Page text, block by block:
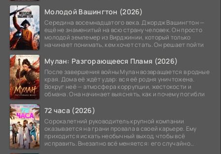
Молодой Вашингтон (2026)
Середина восемнадцатого века. Джордж Вашингтон —
ещё не знаменитый на всю страну человек. Он просто
молодой землемер из Вирджинии, который только
начинает понимать, кем хочет стать. Он решает пойти
Мулан: Разгорающееся Пламя (2026)
После завершения войны Мулан возвращается в родные
края. Дома её ждёт удар: вся её родня уничтожена.
Вокруг неё — атмосфера коррупции, жестокости и
обмана. Она начинает выяснять, как и почему погибли
72 часа (2026)
Сорокалетний руководитель крупной компании
оказывается на грани провала в своей карьере. Ему
приходится искать необычный выход, чтобы всё
исправить. Внезапно всё меняется: его случайно